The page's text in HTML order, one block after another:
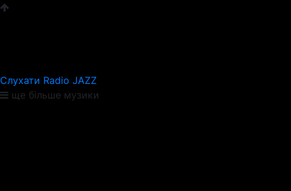
Слухати Radio JAZZ
ще більше музики